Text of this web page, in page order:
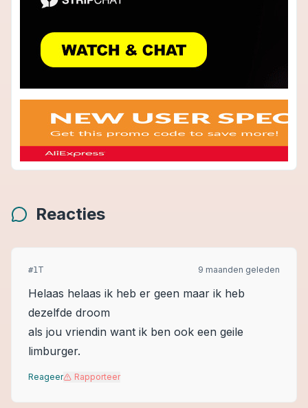
Reacties
#1T 9 maanden geleden
Helaas helaas ik heb er geen maar ik heb
dezelfde droom
als jou vriendin want ik ben ook een geile
limburger.
Reageer Rapporteer